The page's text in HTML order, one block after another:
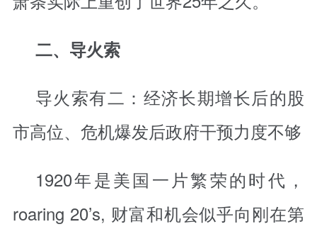
二、导火索
导火索有二：经济长期增长后的股
市高位、危机爆发后政府干预力度不够
1920年是美国一片繁荣的时代，
roaring 20’s, 财富和机会似乎向刚在第